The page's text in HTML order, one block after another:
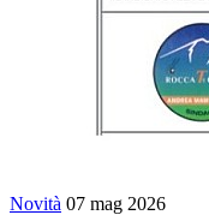
Novità 07 mag 2026